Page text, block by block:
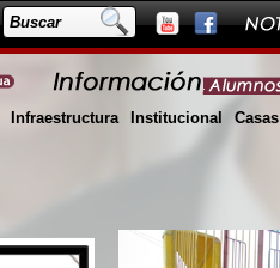
Infraestructura Institucional Casas